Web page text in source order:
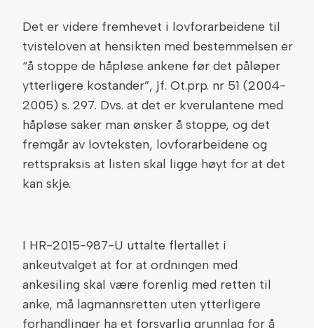
Det er videre fremhevet i lovforarbeidene til
tvisteloven at hensikten med bestemmelsen er
“å stoppe de håpløse ankene før det påløper
ytterligere kostander”, jf. Ot.prp. nr 51 (2004-
2005) s. 297. Dvs. at det er kverulantene med
håpløse saker man ønsker å stoppe, og det
fremgår av lovteksten, lovforarbeidene og
rettspraksis at listen skal ligge høyt for at det
kan skje.
I HR-2015-987-U uttalte flertallet i
ankeutvalget at for at ordningen med
ankesiling skal være forenlig med retten til
anke, må lagmannsretten uten ytterligere
forhandlinger ha et forsvarlig grunnlag for å